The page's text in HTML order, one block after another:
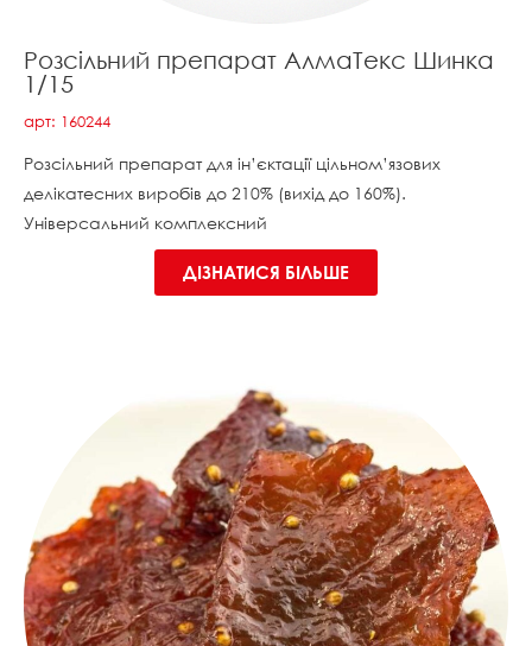
Розсільний препарат АлмаТекс Шинка
1/15
арт: 160244
Розсільний препарат для ін’єктації цільном’язових
делікатесних виробів до 210% (вихід до 160%).
Універсальний комплексний
ДІЗНАТИСЯ БІЛЬШЕ